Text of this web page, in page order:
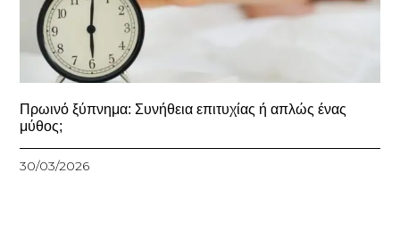
Πρωινό ξύπνημα: Συνήθεια επιτυχίας ή απλώς ένας
μύθος;
30/03/2026